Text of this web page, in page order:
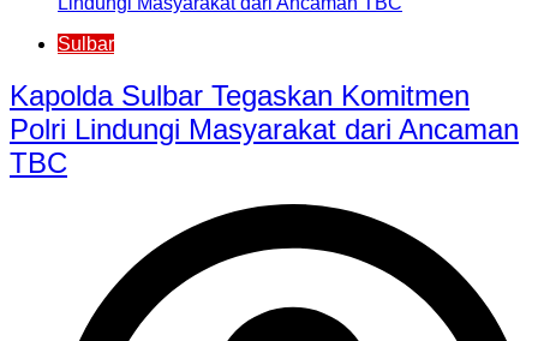
Sulbar
Kapolda Sulbar Tegaskan Komitmen
Polri Lindungi Masyarakat dari Ancaman
TBC